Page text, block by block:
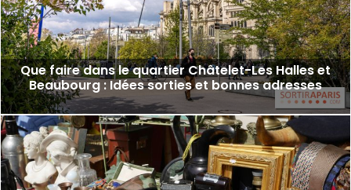
Que faire dans le quartier Châtelet-Les Halles et
Beaubourg : Idées sorties et bonnes adresses